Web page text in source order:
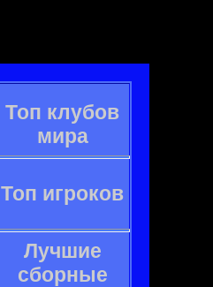
Топ клубов
мира
Топ игроков
Лучшие
сборные